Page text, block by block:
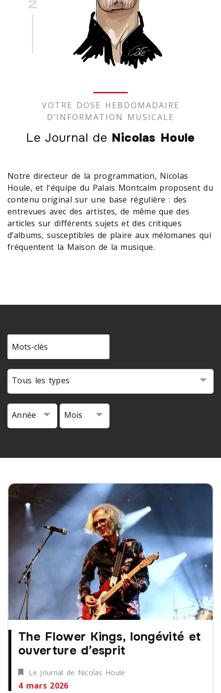
VOTRE DOSE HEBDOMADAIRE
D’INFORMATION MUSICALE
Le Journal de Nicolas Houle
Notre directeur de la programmation, Nicolas
Houle, et l'équipe du Palais Montcalm proposent du
contenu original sur une base régulière : des
entrevues avec des artistes, de même que des
articles sur différents sujets et des critiques
d’albums, susceptibles de plaire aux mélomanes qui
fréquentent la Maison de la musique.
Tous les types
Année Mois
The Flower Kings, longévité et
ouverture d’esprit
Le Journal de Nicolas Houle
4 mars 2026